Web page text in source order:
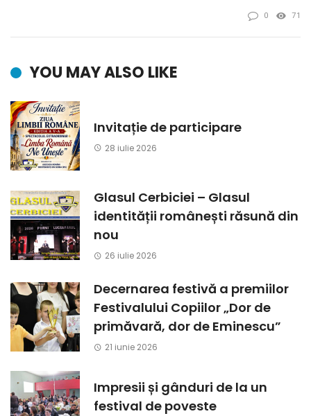
0 71
YOU MAY ALSO LIKE
Invitație de participare
28 iulie 2026
Glasul Cerbiciei – Glasul
identității românești răsună din
nou
26 iulie 2026
Decernarea festivă a premiilor
Festivalului Copiilor „Dor de
primăvară, dor de Eminescu”
21 iunie 2026
Impresii și gânduri de la un
festival de poveste